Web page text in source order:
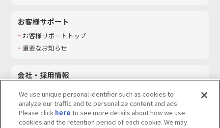
お客様サポート
お客様サポートトップ
重要なお知らせ
会社・採用情報
採用情報
サステナビリティ
We use unique personal identifier such as cookies to
analyze our traffic and to personalize content and ads.
Please click here to see more details about how we use
cookies and the retention period of each cookie. We may